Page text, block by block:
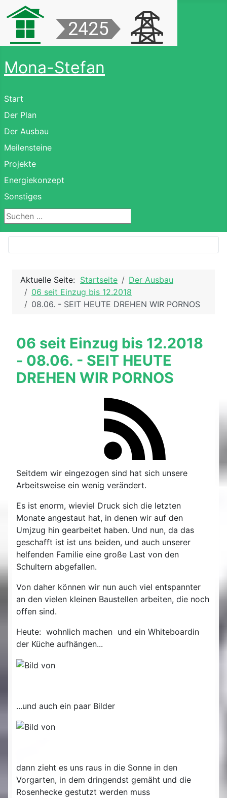
Mona-Stefan
Start
Der Plan
Der Ausbau
Meilensteine
Projekte
Energiekonzept
Sonstiges
Suchen ...
Aktuelle Seite: Startseite
Der Ausbau
06 seit Einzug bis 12.2018
08.06. - SEIT HEUTE DREHEN WIR PORNOS
06 seit Einzug bis 12.2018
- 08.06. - SEIT HEUTE
DREHEN WIR PORNOS
Seitdem wir eingezogen sind hat sich unsere
Arbeitsweise ein wenig verändert.
Es ist enorm, wieviel Druck sich die letzten
Monate angestaut hat, in denen wir auf den
Umjzug hin gearbeitet haben. Und nun, da das
geschafft ist ist uns beiden, und auch unserer
helfenden Familie eine große Last von den
Schultern abgefallen.
Von daher können wir nun auch viel entspannter
an den vielen kleinen Baustellen arbeiten, die noch
offen sind.
Heute: wohnlich machen und ein Whiteboardin
der Küche aufhängen...
...und auch ein paar Bilder
dann zieht es uns raus in die Sonne in den
Vorgarten, in dem dringendst gemäht und die
Rosenhecke gestutzt werden muss